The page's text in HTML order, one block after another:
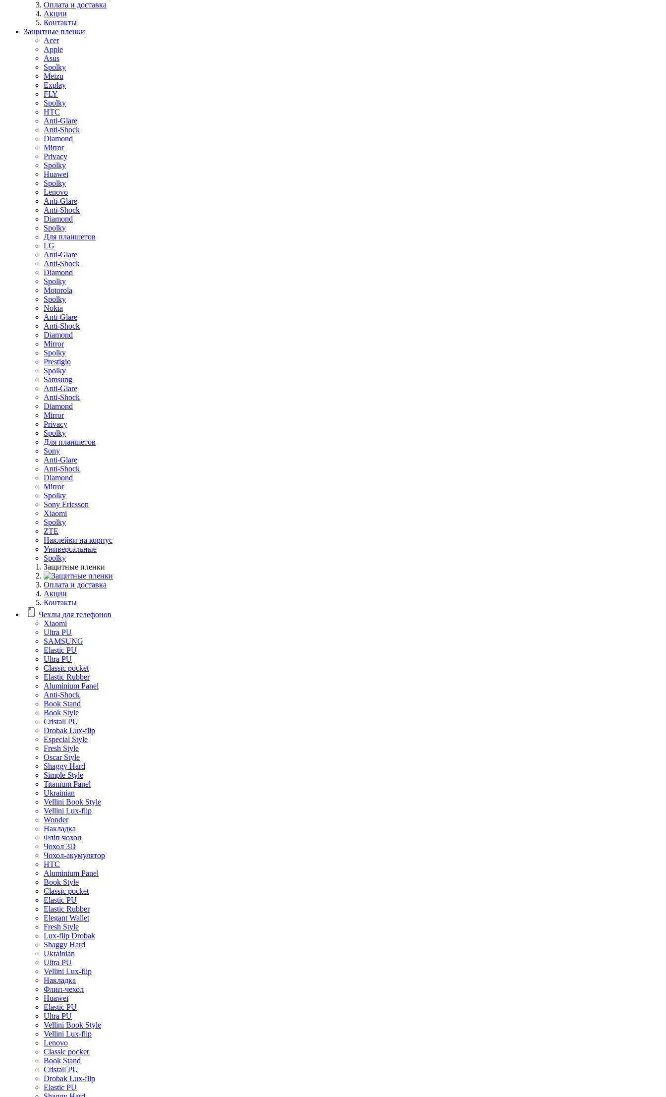
Оплата и доставка
Акции
Контакты
Защитные пленки
Acer
Apple
Asus
Spolky
Meizu
Explay
FLY
Spolky
HTC
Anti-Glare
Anti-Shock
Diamond
Mirror
Privacy
Spolky
Huawei
Spolky
Lenovo
Anti-Glare
Anti-Shock
Diamond
Spolky
Для планшетов
LG
Anti-Glare
Anti-Shock
Diamond
Spolky
Motorola
Spolky
Nokia
Anti-Glare
Anti-Shock
Diamond
Mirror
Spolky
Prestigio
Spolky
Samsung
Anti-Glare
Anti-Shock
Diamond
Mirror
Privacy
Spolky
Для планшетов
Sony
Anti-Glare
Anti-Shock
Diamond
Mirror
Spolky
Sony Ericsson
Xiaomi
Spolky
ZTE
Наклейки на корпус
Универсальные
Spolky
Защитные пленки
Оплата и доставка
Акции
Контакты
Чехлы для телефонов
Xiaomi
Ultra PU
SAMSUNG
Elastic PU
Ultra PU
Classic pocket
Elastic Rubber
Aluminium Panel
Anti-Shock
Book Stand
Book Style
Cristall PU
Drobak Lux-flip
Especial Style
Fresh Style
Oscar Style
Shaggy Hard
Simple Style
Titanium Panel
Ukrainian
Vellini Book Style
Vellini Lux-flip
Wonder
Накладка
Фліп чохол
Чохол 3D
Чохол-акумулятор
HTC
Aluminium Panel
Book Style
Classic pocket
Elastic PU
Elastic Rubber
Elegant Wallet
Fresh Style
Lux-flip Drobak
Shaggy Hard
Ukrainian
Ultra PU
Vellini Lux-flip
Накладка
Флип-чехол
Huawei
Elastic PU
Ultra PU
Vellini Book Style
Vellini Lux-flip
Lenovo
Classic pocket
Book Stand
Cristall PU
Drobak Lux-flip
Elastic PU